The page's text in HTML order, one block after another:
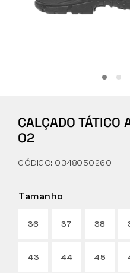
Tactical
SOBRE NÓS
DEVOLUÇÕES
CALÇADO TÁTICO
O2
CÓDIGO: 0348050260
Tamanho
36 37 38
43 44 45